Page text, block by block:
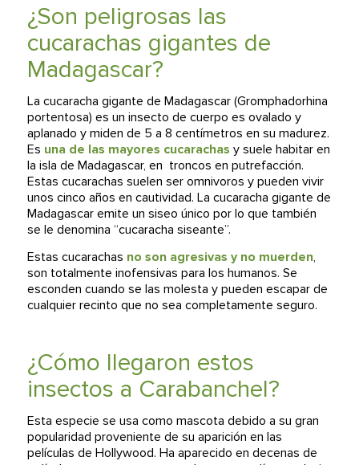
¿Son peligrosas las
cucarachas gigantes de
Madagascar?
La cucaracha gigante de Madagascar (Gromphadorhina
portentosa) es un insecto de cuerpo es ovalado y
aplanado y miden de 5 a 8 centímetros en su madurez.
Es una de las mayores cucarachas y suele habitar en
la isla de Madagascar, en troncos en putrefacción.
Estas cucarachas suelen ser omnivoros y pueden vivir
unos cinco años en cautividad. La cucaracha gigante de
Madagascar emite un siseo único por lo que también
se le denomina “cucaracha siseante”.
Estas cucarachas no son agresivas y no muerden,
son totalmente inofensivas para los humanos. Se
esconden cuando se las molesta y pueden escapar de
cualquier recinto que no sea completamente seguro.
¿Cómo llegaron estos
insectos a Carabanchel?
Esta especie se usa como mascota debido a su gran
popularidad proveniente de su aparición en las
películas de Hollywood. Ha aparecido en decenas de